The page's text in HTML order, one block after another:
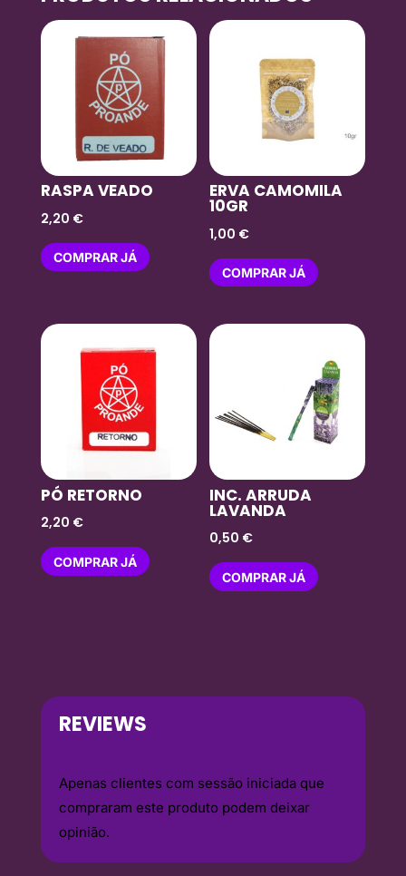
RASPA VEADO
2,20 €
COMPRAR JÁ
ERVA CAMOMILA
10GR
1,00 €
COMPRAR JÁ
PÓ RETORNO
2,20 €
COMPRAR JÁ
INC. ARRUDA
LAVANDA
0,50 €
COMPRAR JÁ
REVIEWS
Apenas clientes com sessão iniciada que
compraram este produto podem deixar
opinião.